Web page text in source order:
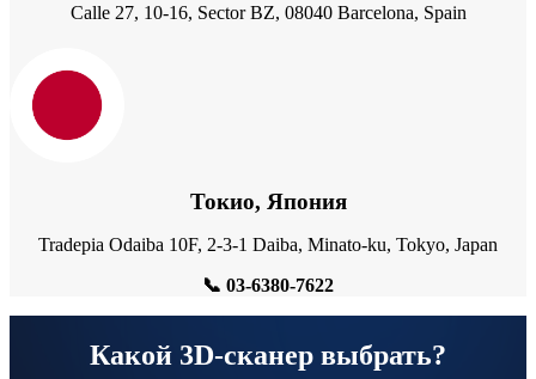
Calle 27, 10-16, Sector BZ, 08040 Barcelona, Spain
Токио, Япония
Tradepia Odaiba 10F, 2-3-1 Daiba, Minato-ku, Tokyo, Japan
📞 03-6380-7622
Какой 3D-сканер выбрать?